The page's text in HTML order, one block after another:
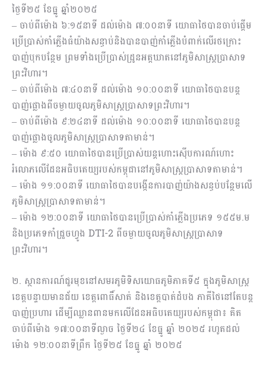
ថ្ងៃទី២៥ ខែធ្នូ ឆ្នាំ២០២៥
– ចាប់ពីម៉ោង ៦:១៥នាទី ដល់ម៉ោង ៧:០០នាទី យោធាថៃបានចាប់ផ្ដើម
ប្រើប្រាស់កាំភ្លើងធំយ៉ាងសន្ធាប់និងបានបាញ់កាំភ្លើងបំពាក់លើរថក្រោះ
បាញ់បុកបន្ថែម ព្រមទាំងប្រើប្រាស់ដ្រូនអត្តឃាតនៅភូមិសាស្ត្រប្រាសាទ
ព្រះវិហារ។
– ចាប់ពីម៉ោង ៧:៤០នាទី ដល់ម៉ោង ១០:០០នាទី យោធាថៃបានបន្ត
បាញ់ផ្លោងពីចម្ងាយចូលភូមិសាស្ត្រប្រាសាទព្រះវិហារ។
– ចាប់ពីម៉ោង ៩:២៤នាទី ដល់ម៉ោង ១០:០០នាទី យោធាថៃបានបន្ត
បាញ់ផ្លោងចូលភូមិសាស្ត្រប្រាសាទតាមាន់។
– ម៉ោង ៩:៥០ យោធាថៃបានប្រើប្រាស់យន្តហោះស៊ើបការណ៍ហោះ
រំលោភលើដែនអធិបតេយ្យរបស់កម្ពុជានៅភូមិសាស្ត្រប្រាសាទតាមាន់។
– ម៉ោង ១១:០០នាទី យោធាថៃបានបង្កើនការបាញ់យ៉ាងសន្ធប់បន្ថែមលើ
ភូមិសាស្ត្រប្រាសាទតាមាន់។
– ម៉ោង ១២:០០នាទី យោធាថៃបានប្រើប្រាស់កាំភ្លើងប្រភេទ ១៥៥ម.ម
និងប្រភេទកាំជ្រួចហ្វូង DTI-2 ពីចម្ងាយចូលភូមិសាស្ត្រប្រាសាទ
ព្រះវិហារ។
២. ស្ថានការណ៍ជួរមុខនៅសមរភូមិទិសយោធភូមិភាគទី៥ ក្នុងភូមិសាស្រ្ត
ខេត្តបន្ទាយមានជ័យ ខេត្តពោធិ៍សាត់ និងខេត្តបាត់ដំបង ភាគីថៃនៅតែបន្ត
បាញ់ប្រហារ ដើម្បីឈ្លានពានមកលើដែនអធិបតេយ្យរបស់កម្ពុជា៖ គិត
ចាប់ពីម៉ោង ១៧:០០នាទីល្ងាច ថ្ងៃទី២៤ ខែធ្នូ ឆ្នាំ ២០២៥ រហូតដល់
ម៉ោង ១២:០០នាទីព្រឹក ថ្ងៃទី២៥ ខែធ្នូ ឆ្នាំ ២០២៥